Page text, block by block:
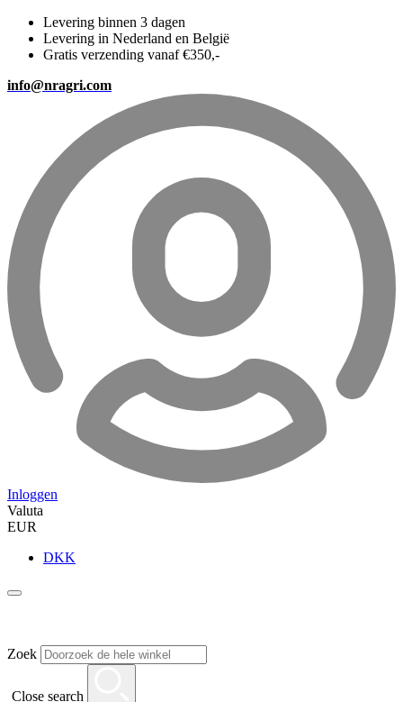
Levering binnen 3 dagen
Levering in Nederland en België
Gratis verzending vanaf €350,-
info@nragri.com
Inloggen
Valuta
EUR
DKK
Zoek
Close search